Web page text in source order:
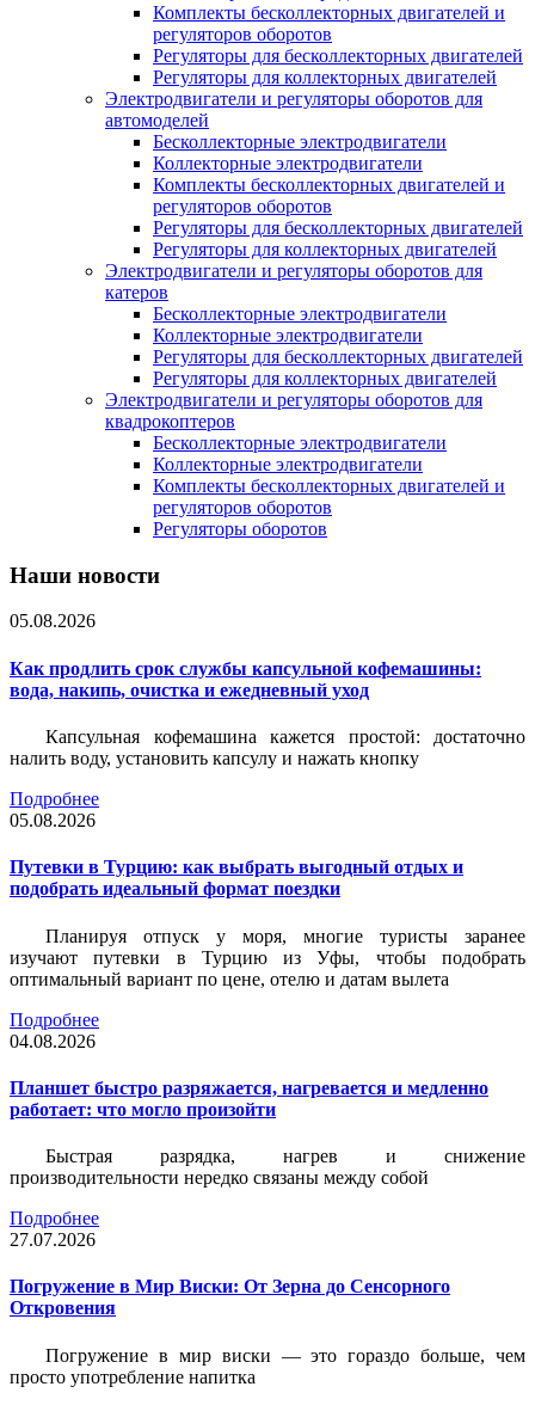
Комплекты бесколлекторных двигателей и
регуляторов оборотов
Регуляторы для бесколлекторных двигателей
Регуляторы для коллекторных двигателей
Электродвигатели и регуляторы оборотов для
автомоделей
Бесколлекторные электродвигатели
Коллекторные электродвигатели
Комплекты бесколлекторных двигателей и
регуляторов оборотов
Регуляторы для бесколлекторных двигателей
Регуляторы для коллекторных двигателей
Электродвигатели и регуляторы оборотов для
катеров
Бесколлекторные электродвигатели
Коллекторные электродвигатели
Регуляторы для бесколлекторных двигателей
Регуляторы для коллекторных двигателей
Электродвигатели и регуляторы оборотов для
квадрокоптеров
Бесколлекторные электродвигатели
Коллекторные электродвигатели
Комплекты бесколлекторных двигателей и
регуляторов оборотов
Регуляторы оборотов
Наши новости
05.08.2026
Как продлить срок службы капсульной кофемашины:
вода, накипь, очистка и ежедневный уход
Капсульная кофемашина кажется простой: достаточно
налить воду, установить капсулу и нажать кнопку
Подробнее
05.08.2026
Путевки в Турцию: как выбрать выгодный отдых и
подобрать идеальный формат поездки
Планируя отпуск у моря, многие туристы заранее
изучают путевки в Турцию из Уфы, чтобы подобрать
оптимальный вариант по цене, отелю и датам вылета
Подробнее
04.08.2026
Планшет быстро разряжается, нагревается и медленно
работает: что могло произойти
Быстрая разрядка, нагрев и снижение
производительности нередко связаны между собой
Подробнее
27.07.2026
Погружение в Мир Виски: От Зерна до Сенсорного
Откровения
Погружение в мир виски — это гораздо больше, чем
просто употребление напитка